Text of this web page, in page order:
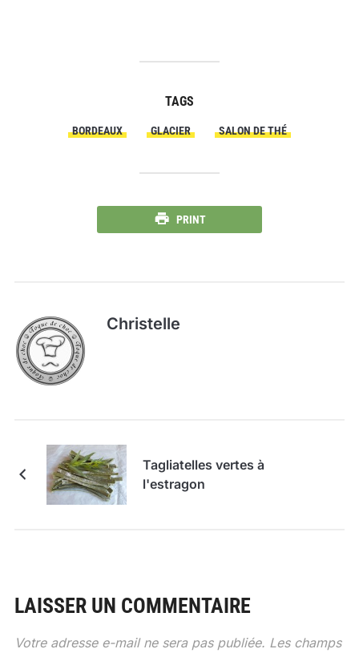
TAGS
BORDEAUX GLACIER SALON DE THÉ
PRINT
Christelle
Tagliatelles vertes à
l'estragon
LAISSER UN COMMENTAIRE
Votre adresse e-mail ne sera pas publiée. Les champs